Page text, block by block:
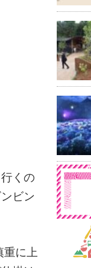
くの
ビン
重に上